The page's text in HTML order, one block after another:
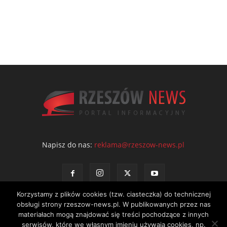
Napisz do nas: reklama@rzeszow-news.pl
Kontakt Polityka prywatności Regulamin portalu
Korzystamy z plików cookies (tzw. ciasteczka) do technicznej
obsługi strony rzeszow-news.pl. W publikowanych przez nas
materiałach mogą znajdować się treści pochodzące z innych
serwisów, które we własnym imieniu używają cookies, np.